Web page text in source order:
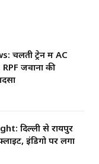
चलती ट्रेन में AC
जवानों की
दिल्ली से रायपुर
इंडिगो पर लगा